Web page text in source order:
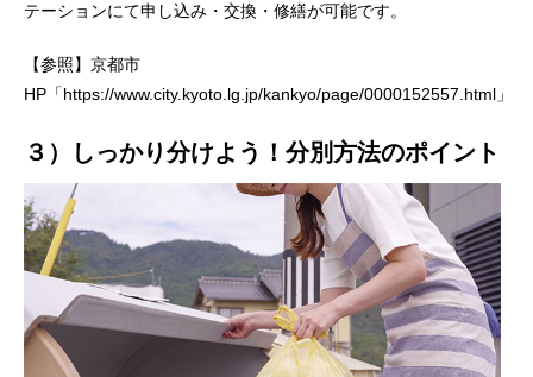
テーションにて申し込み・交換・修繕が可能です。
【参照】京都市
HP「https://www.city.kyoto.lg.jp/kankyo/page/0000152557.html」
３）しっかり分けよう！分別方法のポイント